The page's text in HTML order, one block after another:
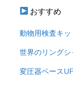
おすすめ
動物用検査キ
世界のリング
変圧器ベース